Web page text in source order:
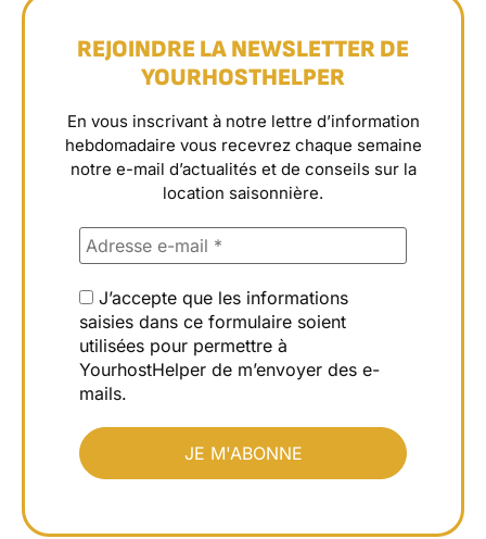
REJOINDRE LA NEWSLETTER DE
YOURHOSTHELPER
En vous inscrivant à notre lettre d’information
hebdomadaire vous recevrez chaque semaine
notre e-mail d’actualités et de conseils sur la
location saisonnière.
J’accepte que les informations
saisies dans ce formulaire soient
utilisées pour permettre à
YourhostHelper de m’envoyer des e-
mails.